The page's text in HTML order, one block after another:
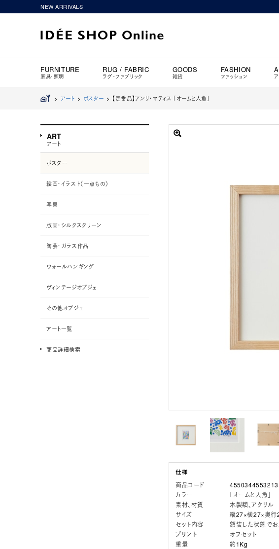
NEW ARRIVALS
FURNITURE
家具・照明
RUG / FABRIC
ラグ・ファブリック
GOODS
雑貨
FASHION
ファッション
> アート> ポスター> 【定番品】アンリ・マティス 「オームと人魚」
商品コード
4550344553213
カラー
「オームと人魚」
素材、材質
木製額、アクリル
サイズ
縦27×横27×奥行
セット内容
額装した状態でお
プリント
オフセット
重量
約1Kg
ART
アート
ポスター
絵画・イラスト（一点もの）
写真
版画・シルクスクリーン
陶芸・ガラス作品
ウォールハンギング
ヴィンテージオブジェ
その他オブジェ
アート一覧
商品詳細検索